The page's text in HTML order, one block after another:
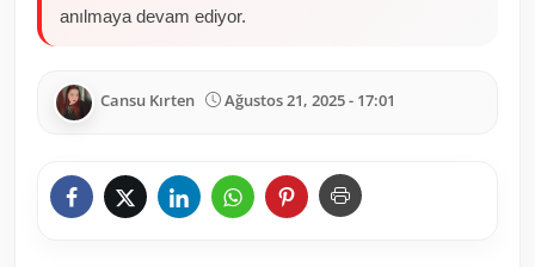
anılmaya devam ediyor.
Cansu Kırten Ağustos 21, 2025 - 17:01